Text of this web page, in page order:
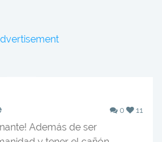
0 11
Además de ser